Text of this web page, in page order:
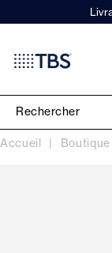
Accueil Boutique